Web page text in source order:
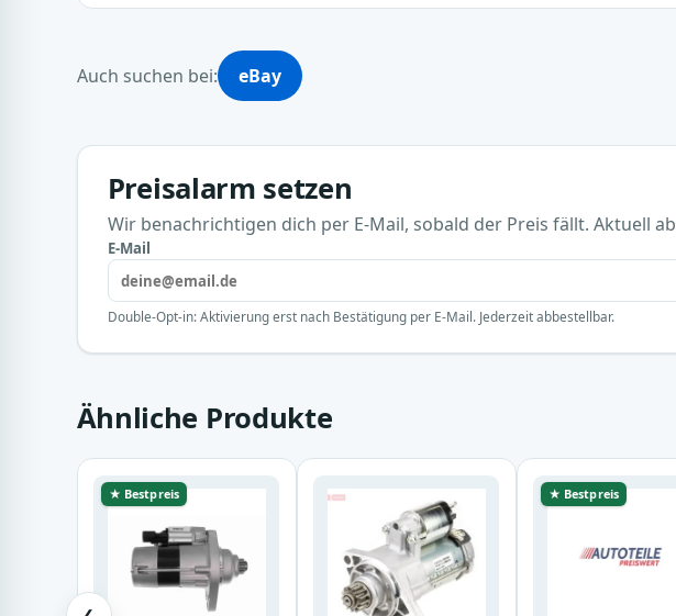
Auch suchen bei: eBay
Preisalarm setzen
Wir benachrichtigen dich per E-Mail, sobald der Preis fällt. Aktuell ab
E-Mail
Double-Opt-in: Aktivierung erst nach Bestätigung per E-Mail. Jederzeit abbestellbar.
Ähnliche Produkte
★ Bestpreis ★ Bestpreis